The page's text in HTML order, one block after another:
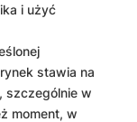
i użyć
stawia na
szczególnie w
moment, w